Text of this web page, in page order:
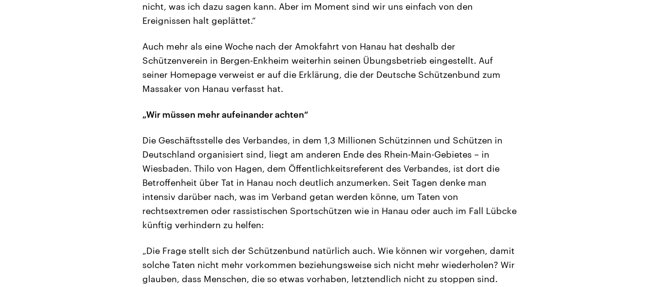
nicht, was ich dazu sagen kann. Aber im Moment sind wir uns einfach von den
Ereignissen halt geplättet.“
Auch mehr als eine Woche nach der Amokfahrt von Hanau hat deshalb der
Schützenverein in Bergen-Enkheim weiterhin seinen Übungsbetrieb eingestellt. Auf
seiner Homepage verweist er auf die Erklärung, die der Deutsche Schützenbund zum
Massaker von Hanau verfasst hat.
„Wir müssen mehr aufeinander achten“
Die Geschäftsstelle des Verbandes, in dem 1,3 Millionen Schützinnen und Schützen in
Deutschland organisiert sind, liegt am anderen Ende des Rhein-Main-Gebietes – in
Wiesbaden. Thilo von Hagen, dem Öffentlichkeitsreferent des Verbandes, ist dort die
Betroffenheit über Tat in Hanau noch deutlich anzumerken. Seit Tagen denke man
intensiv darüber nach, was im Verband getan werden könne, um Taten von
rechtsextremen oder rassistischen Sportschützen wie in Hanau oder auch im Fall Lübcke
künftig verhindern zu helfen:
„Die Frage stellt sich der Schützenbund natürlich auch. Wie können wir vorgehen, damit
solche Taten nicht mehr vorkommen beziehungsweise sich nicht mehr wiederholen? Wir
glauben, dass Menschen, die so etwas vorhaben, letztendlich nicht zu stoppen sind.